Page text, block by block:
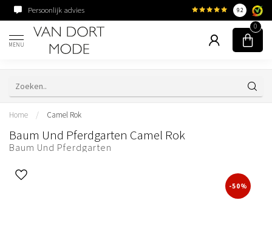
Persoonlijk advies Familiebedrijf sinds
9.2
MENU
0
Home / Camel Rok
Baum Und Pferdgarten Camel Rok
Baum Und Pferdgarten
-50%